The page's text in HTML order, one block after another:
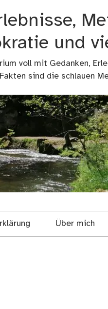
und
voll mit Gedanken,
sind die schlauen
Über mich